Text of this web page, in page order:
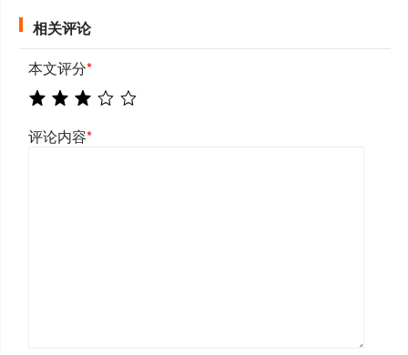
相关评论
本文评分*
评论内容*